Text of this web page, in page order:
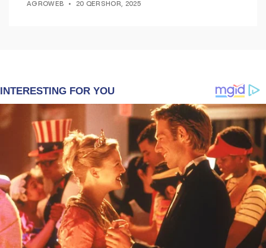
AGROWEB 20 QERSHOR, 2025